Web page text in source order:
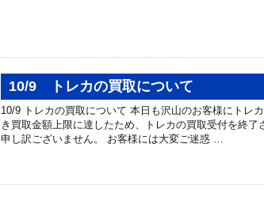
10/9 トレカの買取について
10/9 トレカの買取について 本日も沢山のお客様にトレ
き買取金額上限に達したため、トレカの買取受付を終了
申し訳ございません。 お客様には大変ご迷惑 …